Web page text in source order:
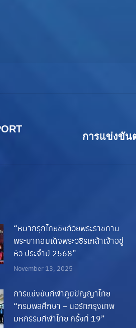
การแข่งขัน
“หมากรุกไทยชิงถ้วยพระราชทาน
พระบาทสมเด็จพระวชิรเกล้าเจ้าอยู่
หัว ประจำปี 2568”
November 13, 2025
การแข่งขันกีฬาภูมิปัญญาไทย
“กรมพลศึกษา – นอร์ทกรุงเทพ
มหกรรมกีฬาไทย ครั้งที่ 19”